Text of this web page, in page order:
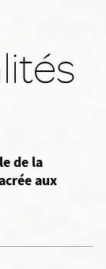
de la
aux